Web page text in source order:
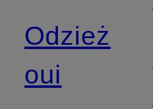
Odzież
oui